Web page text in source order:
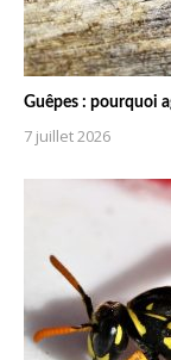
Guêpes : pourquoi
7 juillet 2026